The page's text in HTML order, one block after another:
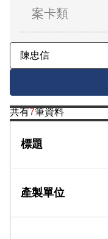
關於我們
意見信箱
案卡類
共有7筆資料